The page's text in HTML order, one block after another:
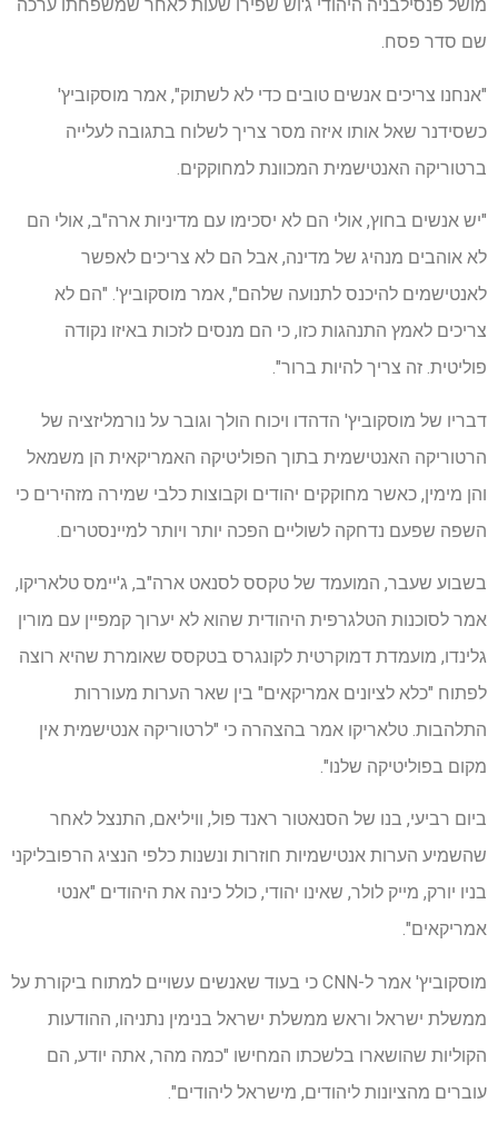
מושל פנסילבניה היהודי ג'וש שפירו שעות לאחר שמשפחתו ערכה
שם סדר פסח.
"אנחנו צריכים אנשים טובים כדי לא לשתוק", אמר מוסקוביץ'
כשסידנר שאל אותו איזה מסר צריך לשלוח בתגובה לעלייה
ברטוריקה האנטישמית המכוונת למחוקקים.
"יש אנשים בחוץ, אולי הם לא יסכימו עם מדיניות ארה"ב, אולי הם
לא אוהבים מנהיג של מדינה, אבל הם לא צריכים לאפשר
לאנטישמים להיכנס לתנועה שלהם", אמר מוסקוביץ'. "הם לא
צריכים לאמץ התנהגות כזו, כי הם מנסים לזכות באיזו נקודה
פוליטית. זה צריך להיות ברור".
דבריו של מוסקוביץ' הדהדו ויכוח הולך וגובר על נורמליזציה של
הרטוריקה האנטישמית בתוך הפוליטיקה האמריקאית הן משמאל
והן מימין, כאשר מחוקקים יהודים וקבוצות כלבי שמירה מזהירים כי
השפה שפעם נדחקה לשוליים הפכה יותר ויותר למיינסטרים.
בשבוע שעבר, המועמד של טקסס לסנאט ארה"ב, ג'יימס טלאריקו,
אמר לסוכנות הטלגרפית היהודית שהוא לא יערוך קמפיין עם מורין
גלינדו, מועמדת דמוקרטית לקונגרס בטקסס שאומרת שהיא רוצה
לפתוח "כלא לציונים אמריקאים" בין שאר הערות מעוררות
התלהבות. טלאריקו אמר בהצהרה כי "לרטוריקה אנטישמית אין
מקום בפוליטיקה שלנו".
ביום רביעי, בנו של הסנאטור ראנד פול, וויליאם, התנצל לאחר
שהשמיע הערות אנטישמיות חוזרות ונשנות כלפי הנציג הרפובליקני
בניו יורק, מייק לולר, שאינו יהודי, כולל כינה את היהודים "אנטי
אמריקאים".
מוסקוביץ' אמר ל-CNN כי בעוד שאנשים עשויים למתוח ביקורת על
ממשלת ישראל וראש ממשלת ישראל בנימין נתניהו, ההודעות
הקוליות שהושארו בלשכתו המחישו "כמה מהר, אתה יודע, הם
עוברים מהציונות ליהודים, מישראל ליהודים".